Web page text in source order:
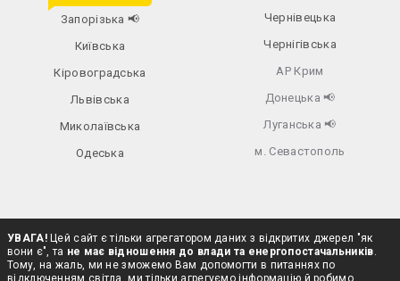
Запорізька 📢
Київська
Кіровоградська
Львівська
Миколаївська
Одеська
Чернівецька
Чернігівська
АР Крим
Донецька 📢
Луганська 📢
м. Севастополь
УВАГА!Цей сайт є тільки агрегатором даних з відкритих джерел "як
вони є", та не має відношення до влади та енергопостачальників.
Тому, на жаль, ми не зможемо Вам допомогти в питаннях по